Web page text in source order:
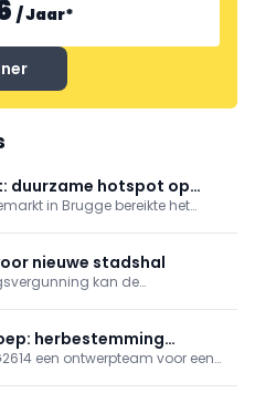
/Jaar*
duurzame hotspot op
in Brugge bereikte het
via geothermie. Eerste
nieuwe stadshal
kan de
gelegen ...
herbestemming
een ontwerpteam voor een